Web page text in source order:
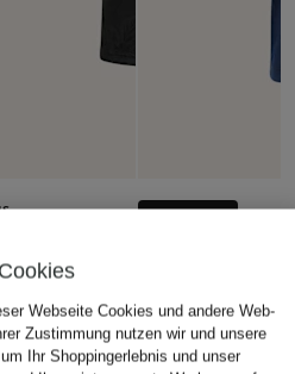
199,99 €
Bestpreis:169,99 €
Webseite Cookies und andere Web-
Zustimmung nutzen wir und unsere
Ihr Shoppingerlebnis und unser